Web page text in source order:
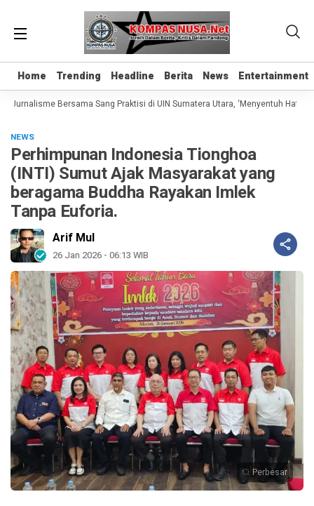
Home Trending Headline Berita News Entertainment
Home Trending Headline Berita News Entertainment
Bersama Sang Praktisi di UIN Sumatera Utara, ‘Menyentuh Hati
NEWS
Perhimpunan Indonesia Tionghoa
(INTI) Sumut Ajak Masyarakat yang
beragama Buddha Rayakan Imlek
Tanpa Euforia.
Arif Mul
26 Jan 2026 - 06:13 WIB
Perbesar